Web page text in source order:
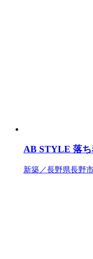
AB STYLE 落
新築／長野県長野